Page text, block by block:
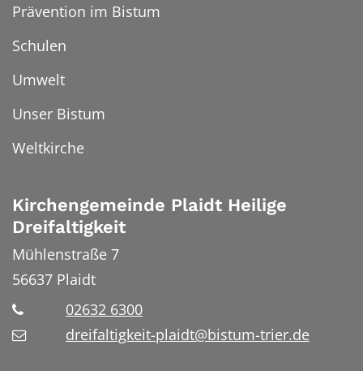
Prävention im Bistum
Schulen
Umwelt
Unser Bistum
Weltkirche
Kirchengemeinde Plaidt Heilige
Dreifaltigkeit
Mühlenstraße 7
56637 Plaidt
02632 6300
dreifaltigkeit-plaidt@bistum-trier.de